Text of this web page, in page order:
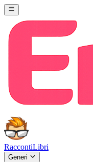
RaccontiLibri
Generi